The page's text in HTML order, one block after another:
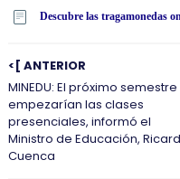
Descubre las tragamonedas
<[ ANTERIOR
MINEDU: El próximo semestre
empezarían las clases
presenciales, informó el
Ministro de Educación,
Cuenca